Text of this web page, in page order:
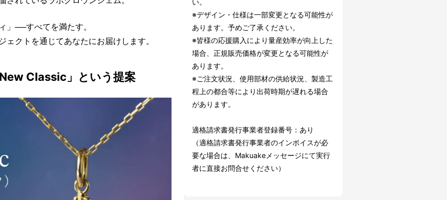
」──すべてを満たす。
クトを通じてあなたにお届けします。
Classic」という提案
い。
※デザイン・仕様は一部変更となる可能性が
あります。予めご了承ください。
※皆様の応援購入により量産効率が向上した
場合、正規販売価格が変更となる可能性が
あります。
※ご注文状況、使用部材の供給状況、製造工
程上の都合等により出荷時期が遅れる場合
があります。
適格請求書発行事業者登録番号：あり
（適格請求書発行事業者のインボイスが必
要な場合は、Makuakeメッセージにて実行
者に直接お問合せください）